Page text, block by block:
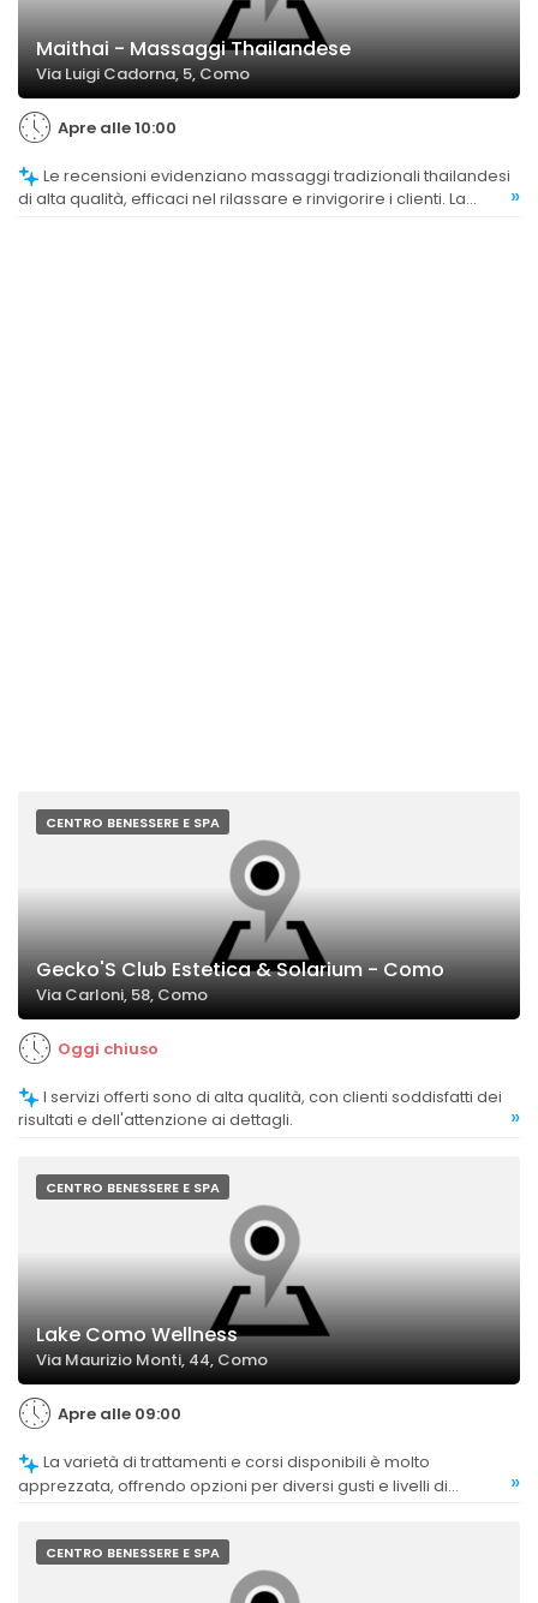
Maithai - Massaggi Thailandese
Via Luigi Cadorna, 5, Como
Apre alle 10:00
di alta qualità, efficaci nel rilassare e rinvigorire i clienti. La
»
CENTRO BENESSERE E SPA
Gecko'S Club Estetica & Solarium - Como
Via Carloni, 58, Como
Oggi chiuso
risultati e dell'attenzione ai dettagli.
»
CENTRO BENESSERE E SPA
Lake Como Wellness
Via Maurizio Monti, 44, Como
Apre alle 09:00
apprezzata, offrendo opzioni per diversi gusti e livelli di
»
CENTRO BENESSERE E SPA